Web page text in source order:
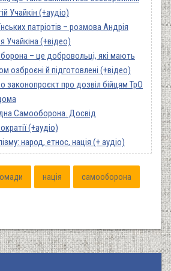
Учайкін (+аудіо)
патріотів – розмова Андрія
Учайкіна (+відео)
– це добровольці, які мають
озброєні й підготовлені (+відео)
законопроєкт про дозвіл бійцям ТрО
Самооборона. Досвід
(+аудіо)
народ, етнос, нація (+ аудіо)
нація самооборона